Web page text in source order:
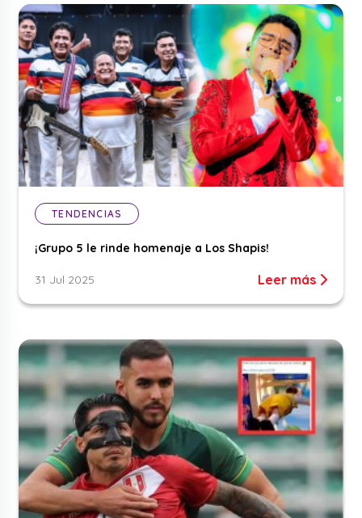
TENDENCIAS
¡Grupo 5 le rinde homenaje a Los Shapis!
31 Jul 2025 Leer más